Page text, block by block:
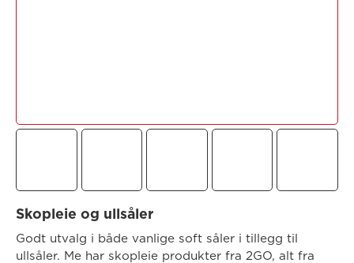
Skopleie og ullsåler
Godt utvalg i både vanlige soft såler i tillegg til
ullsåler. Me har skopleie produkter fra 2GO, alt fra